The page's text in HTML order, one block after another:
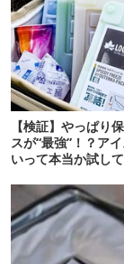
【検証】やっぱり
スが“最強”！？ア
いって本当か試し